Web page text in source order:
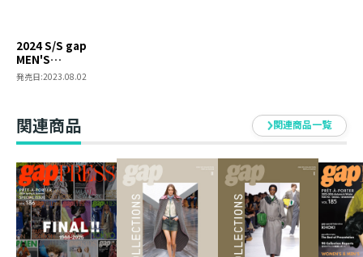
献する、ファッションコレクション誌の決定版2冊
セット。
▼新商品続々！セレクトグッズ特集！
Tweet
2024 S/S gap
MEN'S
COLLECTIONS 2冊
セット
発売日:2023.08.02
関連商品 関連商品一覧